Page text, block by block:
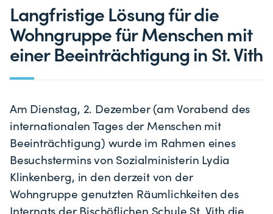
Langfristige Lösung für die
Wohngruppe für Menschen mit
einer Beeinträchtigung in St. Vith
Am Dienstag, 2. Dezember (am Vorabend des
internationalen Tages der Menschen mit
Beeinträchtigung) wurde im Rahmen eines
Besuchstermins von Sozialministerin Lydia
Klinkenberg, in den derzeit von der
Wohngruppe genutzten Räumlichkeiten des
Internats der Bischöflichen Schule St. Vith die